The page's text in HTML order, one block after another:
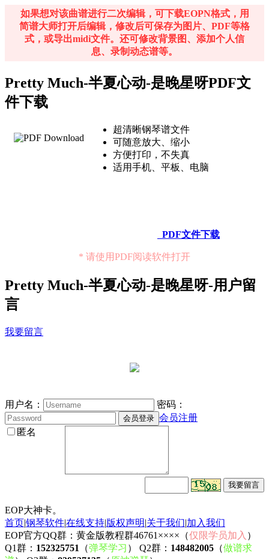
Pretty much
差不多吧
It’s all too true
这一切都太真实
Pretty much with you
好像我只想和你一起
如果想对该曲谱进行二次编辑，可下载EOPN格式，用
简谱大师打开后编辑，修改后可保存为图片、PDF等格
式，或导出midi文件。还可修改背景图、添加个人信
息、录制动态谱等。
Pretty Much-半夏心动-是晚星呀PDF文
件下载
超清晰钢琴谱文件
可随意放大、缩小
方便打印，不失真
适用手机、平板、电脑
PDF文件下载
* 请使用PDF阅读软件打开
Pretty Much-半夏心动-是晚星呀-用户留
言
我要留言
用户名：
密码：
会员注册
匿名
EOP大神卡。
首页|钢琴软件|在线支持|版权声明|关于我们|加入我们
EOP官方QQ群：黄金版教程群46761××××（仅限学员加入 ）
Q1群： 152325751 （弹琴学习 ） Q2群： 148482005 （做谱求